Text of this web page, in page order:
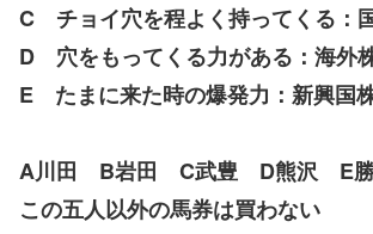
C チョイ穴を程よく持ってくる：
D 穴をもってくる力がある：海外
E たまに来た時の爆発力：新興国
A川田 B岩田 C武豊 D熊沢 E
この五人以外の馬券は買わない